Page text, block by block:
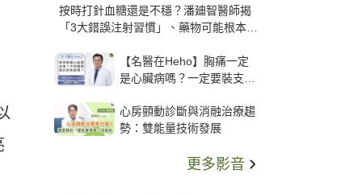
按時打針血糖還是不穩？潘廸智醫師揭
「3大錯誤注射習慣」、藥物可能根本沒
【名醫在Heho】胸痛一定
是心臟病嗎？一定要裝支
解析支架種類、風險與選擇
關鍵
心房顫動診斷與消融治療趨
勢：雙能量技術發展
更多影音